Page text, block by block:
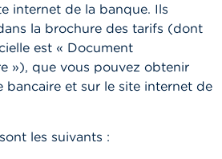
internet de la banque. Ils
la brochure des tarifs (dont
est « Document
»), que vous pouvez obtenir
bancaire et sur le site internet de
les suivants :